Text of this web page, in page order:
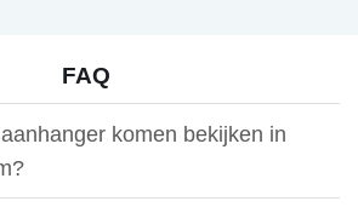
FAQ
komen bekijken in